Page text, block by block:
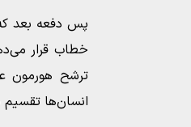
پس دفعه بعد
خطاب قرار
ترشح هورمون
انسان‌ها تقسیم